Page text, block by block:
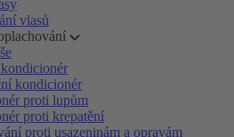
vlasů
kondicionér
proti lupům
proti krepatění
proti usazeninám a opravám